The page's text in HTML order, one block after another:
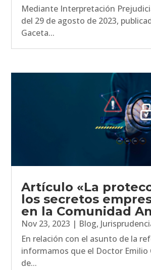
Mediante Interpretación
del 29 de agosto de 2023,
Gaceta...
Artículo «La
los secretos
en la Comunidad
Nov 23, 2023 | Blog,
En relación con el asunto de la
informamos que el Doctor Emilio
de...